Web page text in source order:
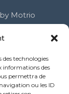
des technologies
informations des
permettra de
ou les ID
Motrio